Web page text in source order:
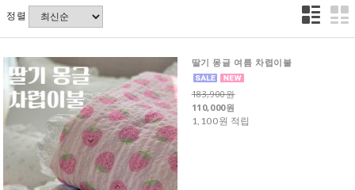
정렬
딸기 몽글 여름 차렵이불
183,900원
110,000원
1,100원 적립